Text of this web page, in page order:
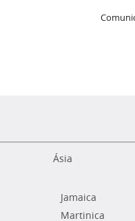
Ásia
Jamaica
Martinica